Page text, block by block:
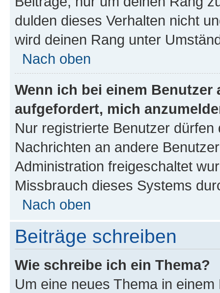
dulden dieses Verhalten nicht
wird deinen Rang unter
Nach oben
Wenn ich bei einem
aufgefordert, mich
Nur registrierte Benutzer
Nachrichten an andere
Administration freigeschaltet
Missbrauch dieses Systems
Nach oben
Beiträge schreiben
Wie schreibe ich ein Thema?
Um eine neues Thema in